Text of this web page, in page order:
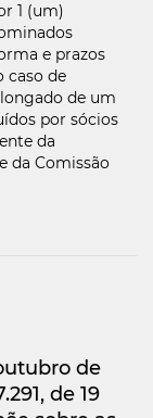
1 (um)
e prazos
caso de
de um
por sócios
da
da Comissão
de
de 19